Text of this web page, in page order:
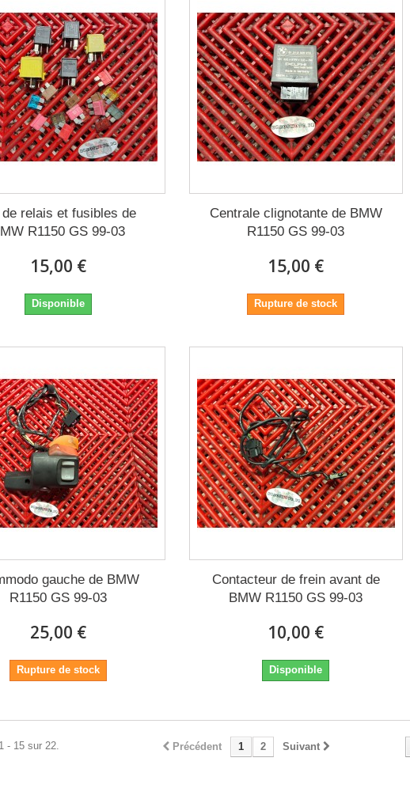
de relais et fusibles de
R1150 GS 99-03
15,00 €
Disponible
Centrale clignotante de BMW
R1150 GS 99-03
15,00 €
Rupture de stock
gauche de BMW
R1150 GS 99-03
25,00 €
Rupture de stock
Contacteur de frein avant de
BMW R1150 GS 99-03
10,00 €
Disponible
Précédent 1 2 Suivant
- 15 sur 22.